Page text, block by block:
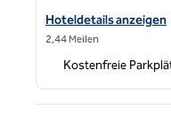
Hoteldetails für Hilton
Hoteldetails anzeigen
2,44 Meilen
Kostenfreie